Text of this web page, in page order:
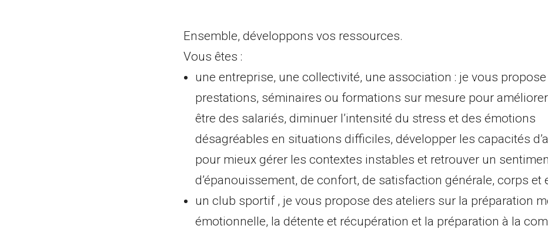
Ensemble, développons vos ressources.
Vous êtes :
une entreprise, une collectivité, une association : je vous
prestations, séminaires ou formations sur mesure pour
être des salariés, diminuer l’intensité du stress et des émotions
désagréables en situations difficiles, développer les capacités
pour mieux gérer les contextes instables et retrouver un
d’épanouissement, de confort, de satisfaction générale, corps et
un club sportif , je vous propose des ateliers sur la préparation
émotionnelle, la détente et récupération et la préparation à la